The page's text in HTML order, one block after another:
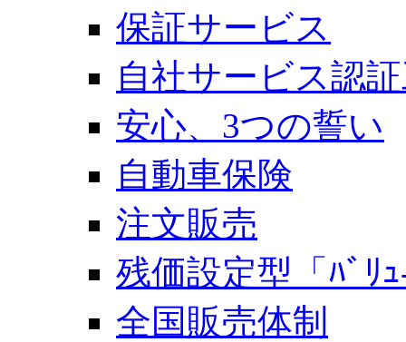
保証サービス
自社サービス認
安心、3つの誓い
自動車保険
注文販売
残価設定型「ﾊﾞﾘ
全国販売体制